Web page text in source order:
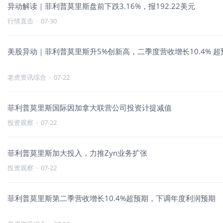
异动解读｜菲利普莫里斯盘前下跌3.16%，报192.22美元
行情直击 · 07-30
美股异动｜菲利普莫里斯升5%创新高，二季度营收增长10.4% 超
老虎资讯综合 · 07-22
菲利普莫里斯国际因加拿大联营公司投资计提减值
投资观察 · 07-22
菲利普莫里斯加大投入，力推Zyn业务扩张
投资观察 · 07-22
菲利普莫里斯第二季营收增长10.4%超预期，下调年度利润预期